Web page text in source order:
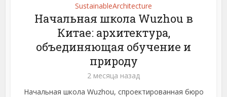
SustainableArchitecture
Начальная школа Wuzhou в
Китае: архитектура,
объединяющая обучение и
природу
2 месяца назад
Начальная школа Wuzhou, спроектированная бюро